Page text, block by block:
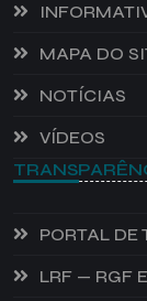
MAPA DO
NOTÍCIAS
VÍDEOS
PORTAL DE
LRF — RGF